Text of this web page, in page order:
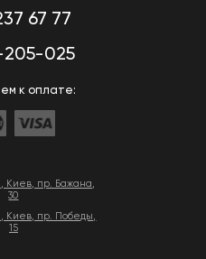
Киев, пр. Бажана,
30
Киев, пр. Победы,
15
67 77
025
к оплате: